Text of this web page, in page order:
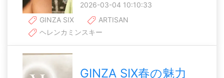
2026-03-04 10:10:33
GINZA SIX
ARTISAN
ヘレンカミンスキー
GINZA SIX春の魅力